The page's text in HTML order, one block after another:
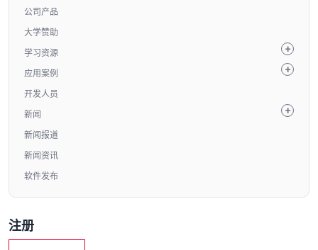
公司产品
大学赞助
学习资源
应用案例
开发人员
新闻
新闻报道
新闻资讯
软件发布
注册